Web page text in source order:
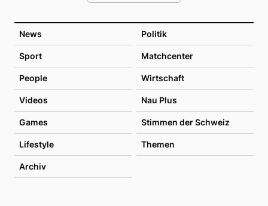
News Politik
Sport Matchcenter
People Wirtschaft
Videos Nau Plus
Games Stimmen der Schweiz
Lifestyle Themen
Archiv